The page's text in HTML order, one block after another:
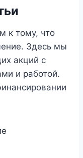
к тому, что
Здесь мы
акций с
и работой.